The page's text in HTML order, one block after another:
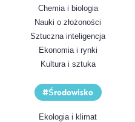
Chemia i biologia
Nauki o złożoności
Sztuczna inteligencja
Ekonomia i rynki
Kultura i sztuka
Środowisko
Ekologia i klimat